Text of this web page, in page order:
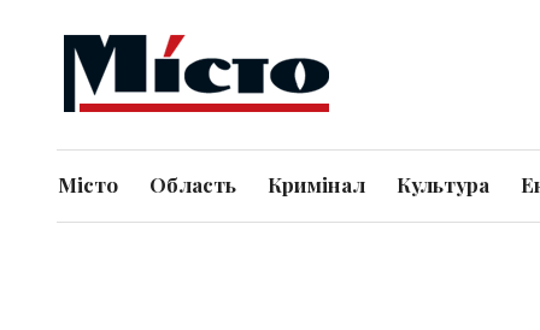
Місто Область Кримінал Культура